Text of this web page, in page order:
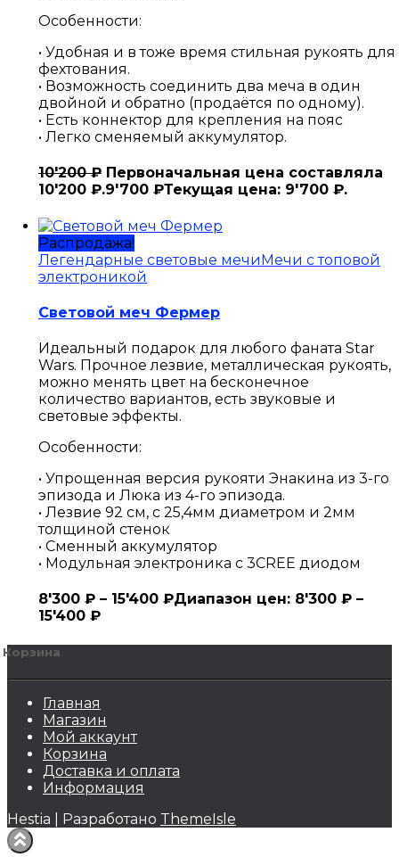
Особенности:
• Удобная и в тоже время стильная рукоять для
фехтования.
• Возможность соединить два меча в один
двойной и обратно (продаётся по одному).
• Есть коннектор для крепления на пояс
• Легко сменяемый аккумулятор.
10'200₽ Первоначальная цена составляла
10'200 ₽.9'700 ₽Текущая цена: 9'700 ₽.
Распродажа!
Легендарные световые мечиМечи с топовой
электроникой
Световой меч Фермер
Идеальный подарок для любого фаната Star
Wars. Прочное лезвие, металлическая рукоять,
можно менять цвет на бесконечное
количество вариантов, есть звуковые и
световые эффекты.
Особенности:
• Упрощенная версия рукояти Энакина из 3-го
эпизода и Люка из 4-го эпизода.
• Лезвие 92 см, с 25,4мм диаметром и 2мм
толщиной стенок
• Сменный аккумулятор
• Модульная электроника с 3CREE диодом
8'300 ₽ – 15'400 ₽Диапазон цен: 8'300 ₽ –
15'400 ₽
Корзина
Главная
Магазин
Мой аккаунт
Корзина
Доставка и оплата
Информация
Hestia | Разработано ThemeIsle